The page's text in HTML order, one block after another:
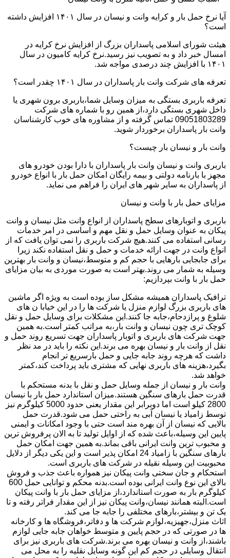
آیا نرخ حمل بار و کرایه وانت و نیسان در سال ۱۴۰۱ افزایش داشته
است؟
هیئت شورای اسلامی پاسداران بزرگ از افزایش نرخ کرایه در
امسال خبر داد و به تصویب نیز رسید.نرخ کرایه کامیون در سال
۱۴۰۱ با افزایش چند درصدی مواجه شد.
تعرفه های شرکت وانت بار پاسداران در سال ۱۴۰۱ چقدر است؟
تعرفه باربری بستگی به میزان وسایل شما،باربری برون شهری یا
داخل شهری بستگی دارد،از همین رو با شماره های شرکت
09051803289 تماس گرفته و از مشاوره های خوب کارشناسان
وانت بار پاسداران برخوردار شوید.
وانت بار و نیسان بار چیست؟
باربری وانت و نیسان وانت بار پاسداران با دارا بودن خودرو های
مجهز با بارنامه دولتی و بیمه رایگان امکان حمل بار با انواع خودرو
از پاسداران به سایر شهر های ایران را فراهم می نماید.
مزایای حمل بار با وانت و نیسان
باربری و اتوبارهای سطح پاسداران از انواع وانت مثل نیسان و وانت
پیکان به عنوان وسایل حمل و نقل مهم و اساسی در امر خدمات
رسانی استفاده می کنند.هیچ شرکت باربری را نمی توان یافت که از
انواع وانت در جهت ارائه خدمات و حمل و نقل استفاده نکند زیرا
برای جابجایی بارهایی با حجم کم و متوسط،نیسان و وانت بار بهترین
وسیله به شمار می روند.بهتر است به صورت موردی به بیان مزایای
حمل بار با وانت بپردازیم:
ترافیک پاسداران همیشه مشکل ساز بوده است به ویژه اگر ماشین
های باربری بزرگ لوازم منزل یا شرکت ها را در این خیابا ن های
شلوغ و پرازدحام،جابه جا کنند.این مشکلات برای وسایل حمل و نقل
کوچک تری چون نیسان و وانت بار،به مراتب کمتر است.به همین
جهت شرکت های باربری و اتوبار پاسداران جهت تسریع روند حمل و
نقل از وانت بار و نیسان بهره می برند.این نکته را باید در مد نظر
داشت که هرچه روند جابه جایی و حمل بارسریع تر انجام
بگیرد،هزینه های باربری نهایی که مشتری باید پرداخت کند،کمتر
خواهد شد.
وانت بار و نیسان از جمله وسایل حمل و نقل با بدنه مستحکم با
قدرت حمل بارهای سنگین هستند.میزان استاندارد حمل بار با نیسان
2800 کیلو است اما دوبرابر این مقدار یعنی حدود 5000 کیلوگرم نیز
توسط زامیاد یا نیسان آبی به راحتی حمل می شود.قدرت حمل
بالایی که نیسان از آن بهره مند است حتی با وجود امکانات و ایمنی
پایین این وسیله،باعث شده که از اوایل تولید تا به الان پرفروش ترین
و محبوب ترین وانت ایرانی باقی بماند.به همین جهت امکان حمل
بارهای سنگین با زامیاد 24 امکان پذیر است و این یکی دیگر از دلایل
محبوبیت این وسیله نقیله در شرکت های باربری است.
استحکام و جان سختی وانت پیکان نیز همواره باعث جذب و فروش
بالای این نوع وانت ایرانی بوده است.بدنه محکم و توانایی حمل 600
کیلوگرم بار به صورت استاندارد،از مزایای حمل بار با وانت پیکان
است.البته همانند نیسان،وانت پیکان نیز از این مقدار فراتر رفته و تا
یک تن و بیشتر،بارهای مختلفی را جابه جا می کند.
اثاث منزل،جهیزیه،لوازم شرکت ها و دفاتر،فروشگاه ها و کارخانه
ها در صورتی که در حجم پایین و متوسط خواهان جابه جایی لوازم
باشند،از وانت و نیسان بهره می برند.شرکت های باربری نیز برای
انتقال وسایلی در حجم کم این گونه وسایل نقلیه را به محل می